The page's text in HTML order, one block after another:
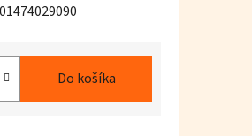
Do košíka